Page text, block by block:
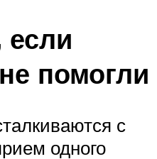
если
помогли
с
одного